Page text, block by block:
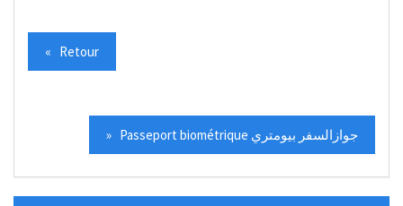
« Retour
» Passeport biométrique جوازالسفر بيومتري